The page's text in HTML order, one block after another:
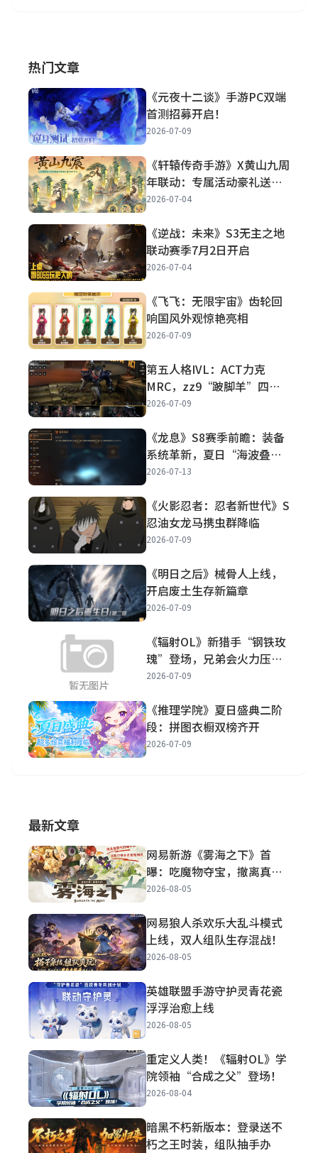
热门文章
《元夜十二谈》手游PC双端
首测招募开启！
2026-07-09
《轩辕传奇手游》X黄山九周
年联动：专属活动豪礼送不
停！
2026-07-04
《逆战：未来》S3无主之地
联动赛季7月2日开启
2026-07-04
《飞飞：无限宇宙》齿轮回
响国风外观惊艳亮相
2026-07-09
第五人格IVL：ACT力克
MRC，zz9“跛脚羊”四抓
惊艳
2026-07-09
《龙息》S8赛季前瞻：装备
系统革新，夏日“海波叠
浪”活动来袭
2026-07-13
《火影忍者：忍者新世代》S
忍油女龙马携虫群降临
2026-07-09
《明日之后》械骨人上线，
开启废土生存新篇章
2026-07-09
《辐射OL》新猎手“钢铁玫
瑰”登场，兄弟会火力压制
战场
2026-07-09
《推理学院》夏日盛典二阶
段：拼图衣橱双榜齐开
2026-07-09
最新文章
网易新游《雾海之下》首
曝：吃魔物夺宝，撤离真刺
激！
2026-08-05
网易狼人杀欢乐大乱斗模式
上线，双人组队生存混战！
2026-08-05
英雄联盟手游守护灵青花瓷
浮浮治愈上线
2026-08-05
重定义人类！《辐射OL》学
院领袖“合成之父”登场！
2026-08-04
暗黑不朽新版本：登录送不
朽之王时装，组队抽手办